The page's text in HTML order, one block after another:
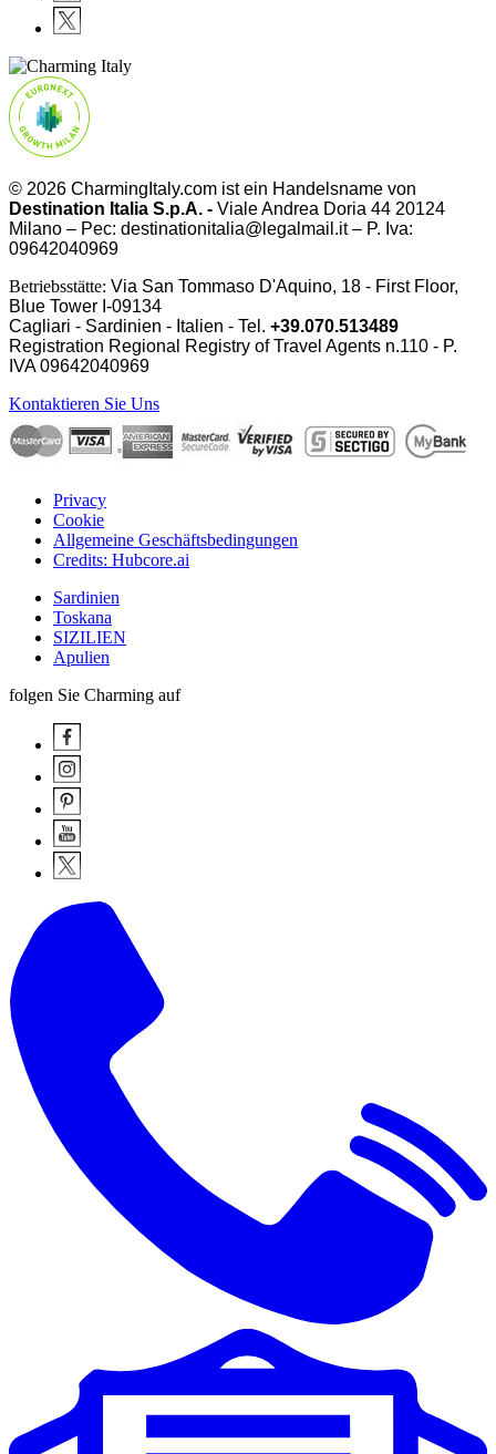
© 2026 CharmingItaly.com ist ein Handelsname von
Destination Italia S.p.A. - Viale Andrea Doria 44 20124
Milano – Pec: destinationitalia@legalmail.it – P. Iva:
09642040969
Betriebsstätte: Via San Tommaso D'Aquino, 18 - First Floor,
Blue Tower I-09134
Cagliari - Sardinien - Italien - Tel. +39.070.513489
Registration Regional Registry of Travel Agents n.110 - P.
IVA09642040969
Kontaktieren Sie Uns
Privacy
Cookie
Allgemeine Geschäftsbedingungen
Credits: Hubcore.ai
Sardinien
Toskana
SIZILIEN
Apulien
folgen Sie Charming auf